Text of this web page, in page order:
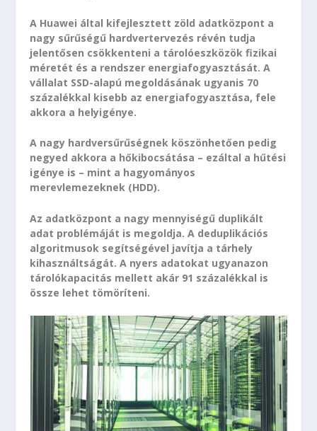
A Huawei által kifejlesztett zöld adatközpont a
nagy sűrűségű hardvertervezés révén tudja
jelentősen csökkenteni a tárolóeszközök fizikai
méretét és a rendszer energiafogyasztását. A
vállalat SSD-alapú megoldásának ugyanis 70
százalékkal kisebb az energiafogyasztása, fele
akkora a helyigénye.
A nagy hardversűrűségnek köszönhetően pedig
negyed akkora a hőkibocsátása – ezáltal a hűtési
igénye is – mint a hagyományos
merevlemezeknek (HDD).
Az adatközpont a nagy mennyiségű duplikált
adat problémáját is megoldja. A deduplikációs
algoritmusok segítségével javítja a tárhely
kihasználtságát. A nyers adatokat ugyanazon
tárolókapacitás mellett akár 91 százalékkal is
össze lehet tömöríteni.